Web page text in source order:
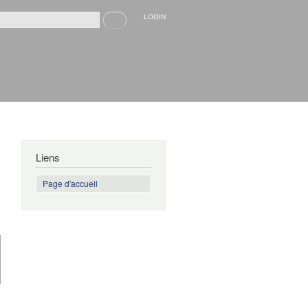
de recherche
Recherche LOGIN
Liens
Page d'accueil